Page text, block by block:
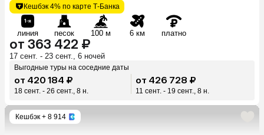
Кешбэк 4% по карте Т-Банка
линия песок 100 м 6 км платно
от 363 422 ₽
17 сент. - 23 сент., 6 ночей
Выгодные туры на соседние даты
от 420 184 ₽
18 сент. - 26 сент., 8 н.
от 426 728 ₽
11 сент. - 19 сент., 8 н.
Кешбэк + 8 914